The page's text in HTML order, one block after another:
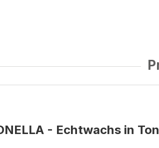
- Echtwachs in